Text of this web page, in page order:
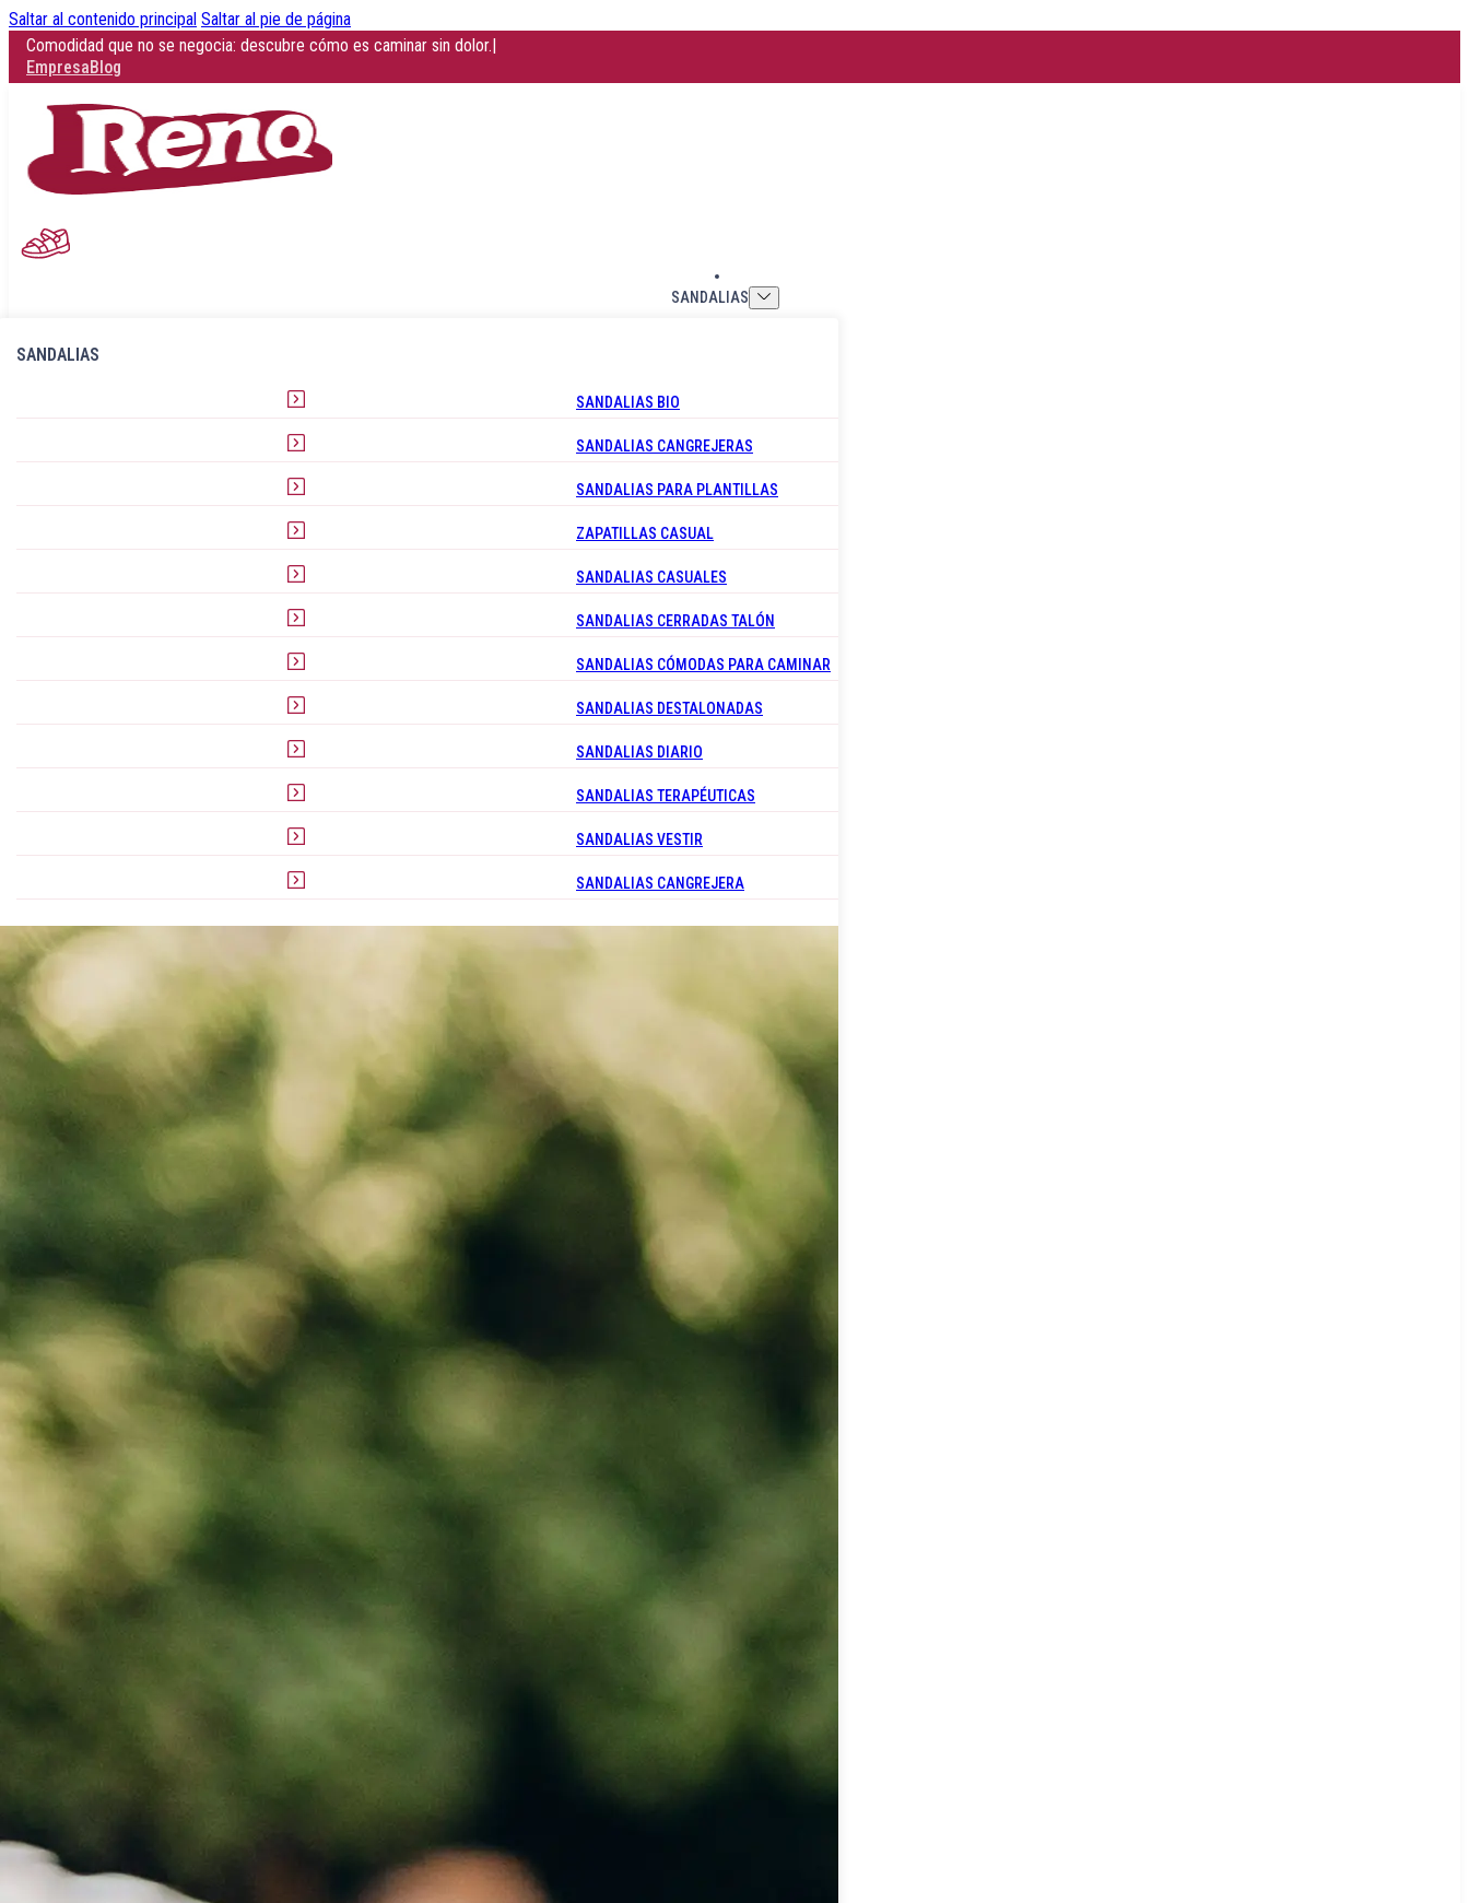
Saltar al contenido principal Saltar al pie de página
Esta primavera-verano, deja que tus pies respiren con estilo y confort.
EmpresaBlog
SANDALIAS
SANDALIAS
SANDALIAS BIO
SANDALIAS CANGREJERAS
SANDALIAS PARA PLANTILLAS
ZAPATILLAS CASUAL
SANDALIAS CASUALES
SANDALIAS CERRADAS TALÓN
SANDALIAS CÓMODAS PARA CAMINAR
SANDALIAS DESTALONADAS
SANDALIAS DIARIO
SANDALIAS TERAPÉUTICAS
SANDALIAS VESTIR
SANDALIAS CANGREJERA